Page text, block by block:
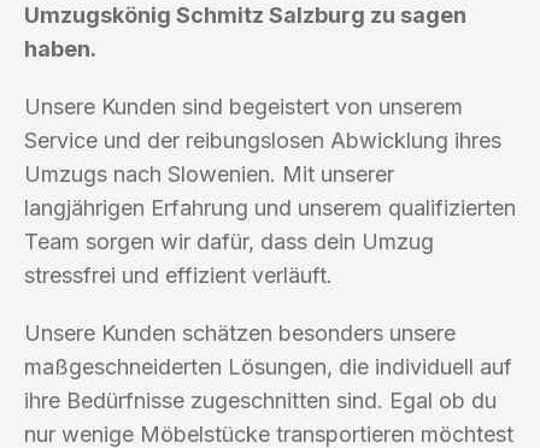
Umzugskönig Schmitz Salzburg zu sagen
haben.
Unsere Kunden sind begeistert von unserem
Service und der reibungslosen Abwicklung ihres
Umzugs nach Slowenien. Mit unserer
langjährigen Erfahrung und unserem qualifizierten
Team sorgen wir dafür, dass dein Umzug
stressfrei und effizient verläuft.
Unsere Kunden schätzen besonders unsere
maßgeschneiderten Lösungen, die individuell auf
ihre Bedürfnisse zugeschnitten sind. Egal ob du
nur wenige Möbelstücke transportieren möchtest